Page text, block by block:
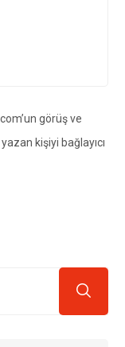
görüş ve
kişiyi bağlayıcı